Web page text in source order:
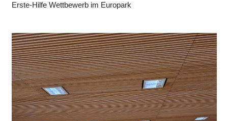
Erste-Hilfe Wettbewerb im Europark